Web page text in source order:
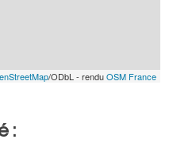
/ODbL - renduOSM France
: